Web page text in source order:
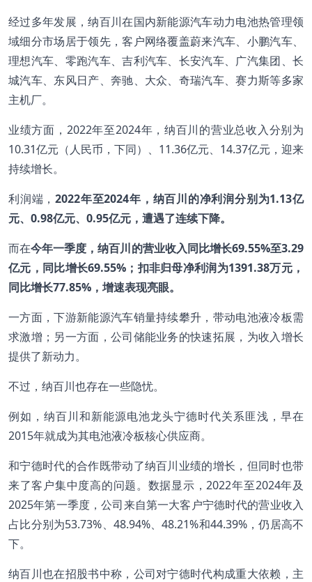
经过多年发展，纳百川在国内新能源汽车动力电池热管理领
域细分市场居于领先，客户网络覆盖蔚来汽车、小鹏汽车、
理想汽车、零跑汽车、吉利汽车、长安汽车、广汽集团、长
城汽车、东风日产、奔驰、大众、奇瑞汽车、赛力斯等多家
主机厂。
业绩方面，2022年至2024年，纳百川的营业总收入分别为
10.31亿元（人民币，下同）、11.36亿元、14.37亿元，迎来
持续增长。
利润端，2022年至2024年，纳百川的净利润分别为1.13亿
元、0.98亿元、0.95亿元，遭遇了连续下降。
而在今年一季度，纳百川的营业收入同比增长69.55%至3.29
亿元，同比增长69.55% ；扣非归母净利润为1391.38万元，
同比增长77.85% ，增速表现亮眼。
一方面，下游新能源汽车销量持续攀升，带动电池液冷板需
求激增；另一方面，公司储能业务的快速拓展，为收入增长
提供了新动力。
不过，纳百川也存在一些隐忧。
例如，纳百川和新能源电池龙头宁德时代关系匪浅，早在
2015年就成为其电池液冷板核心供应商。
和宁德时代的合作既带动了纳百川业绩的增长，但同时也带
来了客户集中度高的问题。数据显示，2022年至2024年及
2025年第一季度，公司来自第一大客户宁德时代的营业收入
占比分别为53.73%、48.94%、48.21%和44.39%，仍居高不
下。
纳百川也在招股书中称，公司对宁德时代构成重大依赖，主